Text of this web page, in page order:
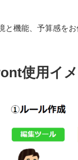
と機能、予算感をお
使用イ